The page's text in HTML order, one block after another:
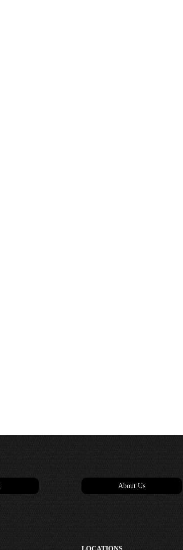
About Us